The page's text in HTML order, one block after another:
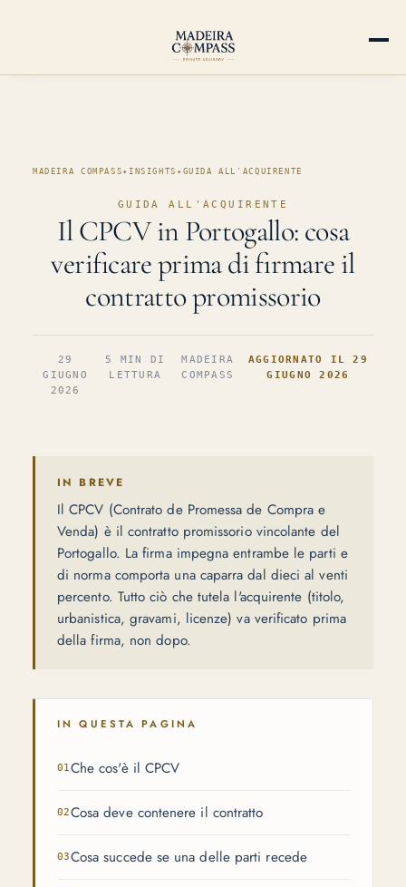
MADEIRA COMPASS ✦ INSIGHTS ✦ GUIDA ALL'ACQUIRENTE
GUIDA ALL'ACQUIRENTE
Il CPCV in Portogallo: cosa
verificare prima di firmare il
contratto promissorio
29
GIUGNO
2026
5 MIN DI
LETTURA
MADEIRA
COMPASS
AGGIORNATO IL 29
GIUGNO 2026
IN BREVE
Il CPCV (Contrato de Promessa de Compra e
Venda) è il contratto promissorio vincolante del
Portogallo. La firma impegna entrambe le parti e
di norma comporta una caparra dal dieci al venti
percento. Tutto ciò che tutela l'acquirente (titolo,
urbanistica, gravami, licenze) va verificato prima
della firma, non dopo.
IN QUESTA PAGINA
Che cos'è il CPCV
Cosa deve contenere il contratto
Cosa succede se una delle parti recede